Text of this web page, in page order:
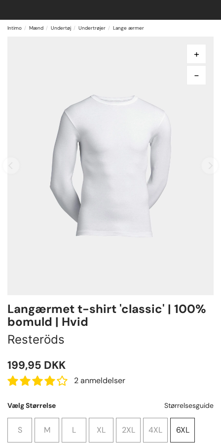
Intimo Mænd Undertøj Undertrøjer Lange ærmer
+
-
Langærmet t-shirt 'classic' | 100%
bomuld | Hvid
Resteröds
199,95 DKK
2 anmeldelser
Vælg Størrelse Størrelsesguide
S M L XL 2XL 4XL 6XL